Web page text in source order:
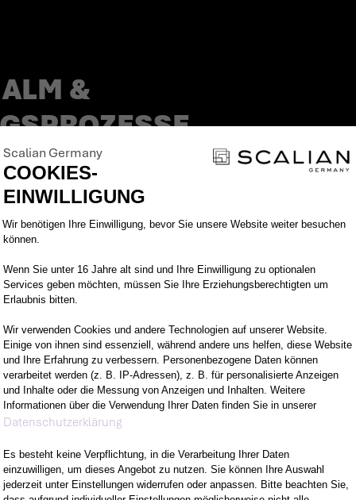
&
Bei Scalian Germany stehen die
Themen, bringen uns proaktiv ein und geben
feiern wir unsere kleinen und großen
uns gegenseitig. Starte mit uns Deine
weiterzuentwickeln, Dein Wissen auszubauen,
Scalian Germany
COOKIES-
EINWILLIGUNG
Einwilligungsmanagementplattform:
Wir benötigen Ihre Einwilligung, bevor Sie unsere Website weiter besuchen
können.
Wenn Sie unter 16 Jahre alt sind und Ihre Einwilligung zu optionalen
Services geben möchten, müssen Sie Ihre Erziehungsberechtigten um
Erlaubnis bitten.
Wir verwenden Cookies und andere Technologien auf unserer Website.
Einige von ihnen sind essenziell, während andere uns helfen, diese Website
und Ihre Erfahrung zu verbessern. Personenbezogene Daten können
verarbeitet werden (z. B. IP-Adressen), z. B. für personalisierte Anzeigen
und Inhalte oder die Messung von Anzeigen und Inhalten. Weitere
Informationen über die Verwendung Ihrer Daten finden Sie in unserer
Datenschutzerklärung
Es besteht keine Verpflichtung, in die Verarbeitung Ihrer Daten
einzuwilligen, um dieses Angebot zu nutzen. Sie können Ihre Auswahl
jederzeit unter Einstellungen widerrufen oder anpassen. Bitte beachten Sie,
Axeptio consent